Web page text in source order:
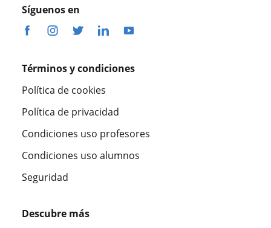
Síguenos en
Términos y condiciones
Política de cookies
Política de privacidad
Condiciones uso profesores
Condiciones uso alumnos
Seguridad
Descubre más